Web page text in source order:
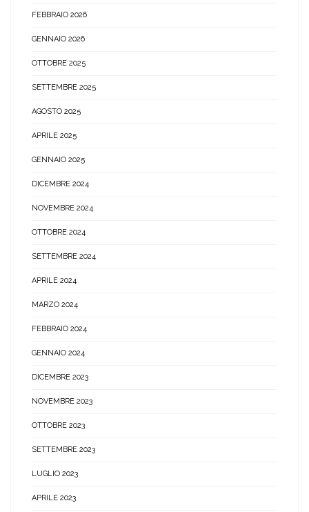
FEBBRAIO 2026
GENNAIO 2026
OTTOBRE 2025
SETTEMBRE 2025
AGOSTO 2025
APRILE 2025
GENNAIO 2025
DICEMBRE 2024
NOVEMBRE 2024
OTTOBRE 2024
SETTEMBRE 2024
APRILE 2024
MARZO 2024
FEBBRAIO 2024
GENNAIO 2024
DICEMBRE 2023
NOVEMBRE 2023
OTTOBRE 2023
SETTEMBRE 2023
LUGLIO 2023
APRILE 2023